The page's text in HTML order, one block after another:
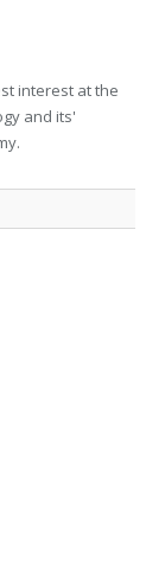
interest at the
and its'